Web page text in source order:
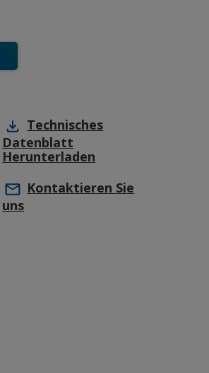
Technisches
Datenblatt
Herunterladen
Kontaktieren Sie
uns